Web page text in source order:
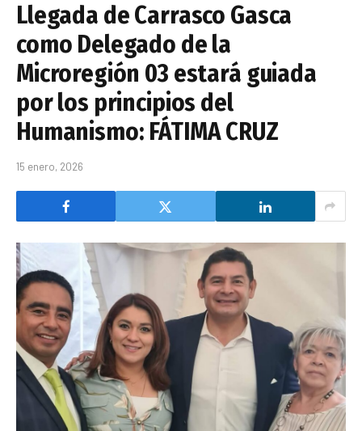
Llegada de Carrasco Gasca
como Delegado de la
Microregión 03 estará guiada
por los principios del
Humanismo: FÁTIMA CRUZ
15 enero, 2026